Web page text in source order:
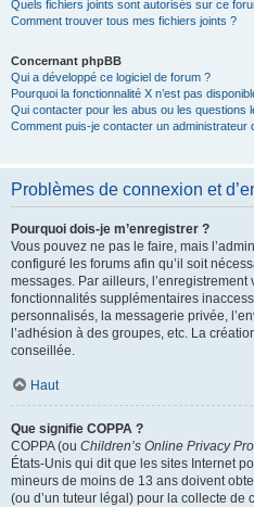
Quels fichiers joints sont autorisés sur ce
Comment trouver tous mes fichiers joints ?
Concernant phpBB
Qui a développé ce logiciel de forum ?
Pourquoi la fonctionnalité X n’est pas
Qui contacter pour les abus ou les questions
Comment puis-je contacter un administrateur
Problèmes de connexion et
Pourquoi dois-je m’enregistrer ?
Vous pouvez ne pas le faire, mais
configuré les forums afin qu’il soit
messages. Par ailleurs,
fonctionnalités supplémentaires
personnalisés, la messagerie privée,
l’adhésion à des groupes, etc. La
conseillée.
Haut
Que signifie COPPA ?
COPPA (ou Children’s Online Privacy
États-Unis qui dit que les sites Internet
mineurs de moins de 13 ans doivent
(ou d’un tuteur légal) pour la collecte de